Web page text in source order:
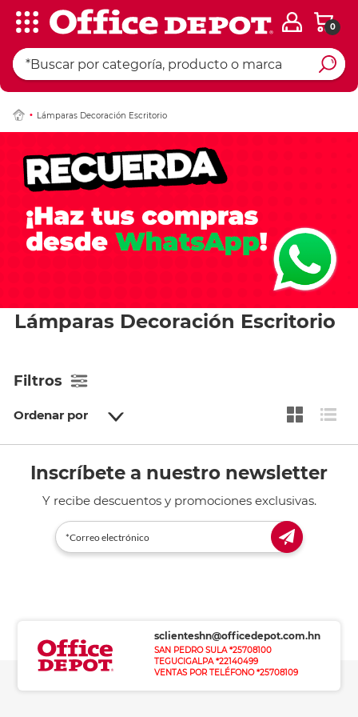
0
Lámparas Decoración Escritorio
Lámparas Decoración Escritorio
Filtros
Ordenar por
Inscríbete a nuestro newsletter
Y recibe descuentos y promociones exclusivas.
sclienteshn@officedepot.com.hn
SAN PEDRO SULA *25708100
TEGUCIGALPA *22140499
VENTAS POR TELÉFONO *25708109